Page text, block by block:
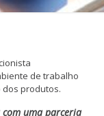
de trabalho
produtos.
com uma parceria